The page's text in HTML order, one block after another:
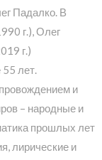
Падалко. В
г.), Олег
г.)
лет.
и
– народные и
прошлых лет
лирические и